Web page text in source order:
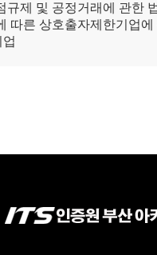
규제 및 공정거래에 관한
따른 상호출자제한기업에